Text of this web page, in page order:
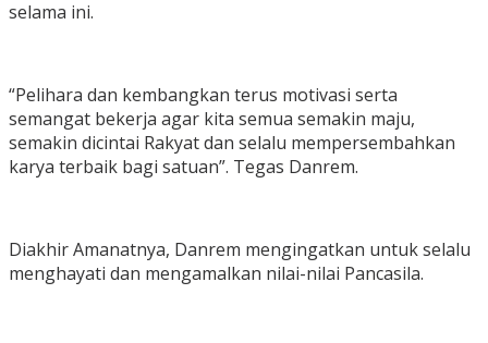
selama ini.
“Pelihara dan kembangkan terus motivasi serta
semangat bekerja agar kita semua semakin maju,
semakin dicintai Rakyat dan selalu mempersembahkan
karya terbaik bagi satuan”. Tegas Danrem.
Diakhir Amanatnya, Danrem mengingatkan untuk selalu
menghayati dan mengamalkan nilai-nilai Pancasila.